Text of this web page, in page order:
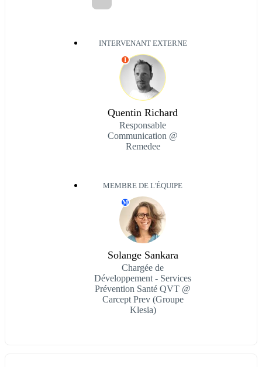
INTERVENANT EXTERNE
I
Quentin Richard
Responsable
Communication @
Remedee
MEMBRE DE L'ÉQUIPE
M
Solange Sankara
Chargée de
Développement - Services
Prévention Santé QVT @
Carcept Prev (Groupe
Klesia)